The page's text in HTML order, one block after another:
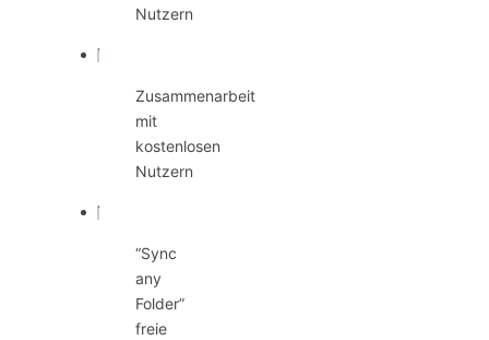
Nutzern
Zusammenarbeit
mit
kostenlosen
Nutzern
“Sync
any
Folder”
freie